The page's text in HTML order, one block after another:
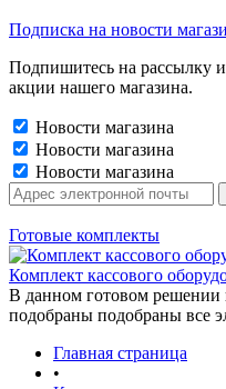
Подписка на новости
Подпишитесь на рассылку
акции нашего магазина.
Новости магазина
Новости магазина
Новости магазина
Готовые комплекты
Комплект кассового
В данном готовом решении
подобраны подобраны все
Главная страница
•